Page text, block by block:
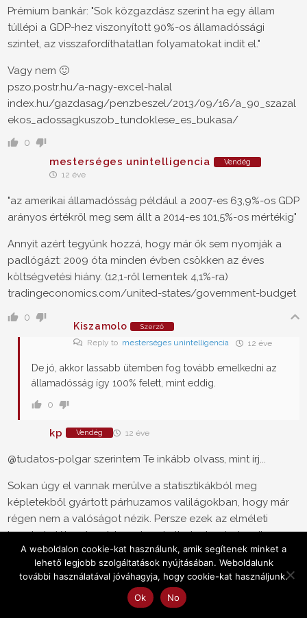
Prémium bankár: "Sok közgazdász szerint ha egy állam
túllépi a GDP-hez viszonyított 90%-os államadóssági
szintet, az visszafordíthatatlan folyamatokat indít el."
Vagy nem 🙂
pszo.postr.hu/a-nagy-excel-halal
index.hu/gazdasag/penzbeszel/2013/09/16/a_90_szazal
ekos_adossagkuszob_tundoklese_es_bukasa/
0
mesterséges unintelligencia Vendég
12 éve
"az amerikai államadósság például a 2007-es 63,9%-os GDP
arányos értékről meg sem állt a 2014-es 101,5%-os mértékig"
Annyit azért tegyünk hozzá, hogy már ők sem nyomják a
padlógázt: 2009 óta minden évben csökken az éves
költségvetési hiány. (12,1-ről lementek 4,1%-ra)
tradingeconomics.com/united-states/government-budget
0
Kiszamolo
Szerző
Reply to mesterséges unintelligencia 12 éve
De jó, akkor lassabb ütemben fog tovább emelkedni az
államadósság így 100% felett, mint eddig.
0
kp Vendég 12 éve
@tudatos-polgar szerintem Te inkább olvass, mint írj...
Sokan úgy el vannak merülve a statisztikákból meg
képletekből gyártott párhuzamos valilágokban, hogy már
régen nem a valóságot nézik. Persze ezek az elméleti
konstrukciók száp zárt rendszert alkotnak, mindegyik
görbéből lehet másikat csinálni majd a végén megkapjuk
az eredetit és örülünk, csak a valóság nem úgy működik.
Legkirívóbb példa az LTCM story...
Hátrébb kéne lépni párat, h. az erdőt is lásd.
A weboldalon cookie-kat használunk, amik segítenek minket a
lehető legjobb szolgáltatások nyújtásában. Weboldalunk
további használatával jóváhagyja, hogy cookie-kat használjunk.
Ok
No